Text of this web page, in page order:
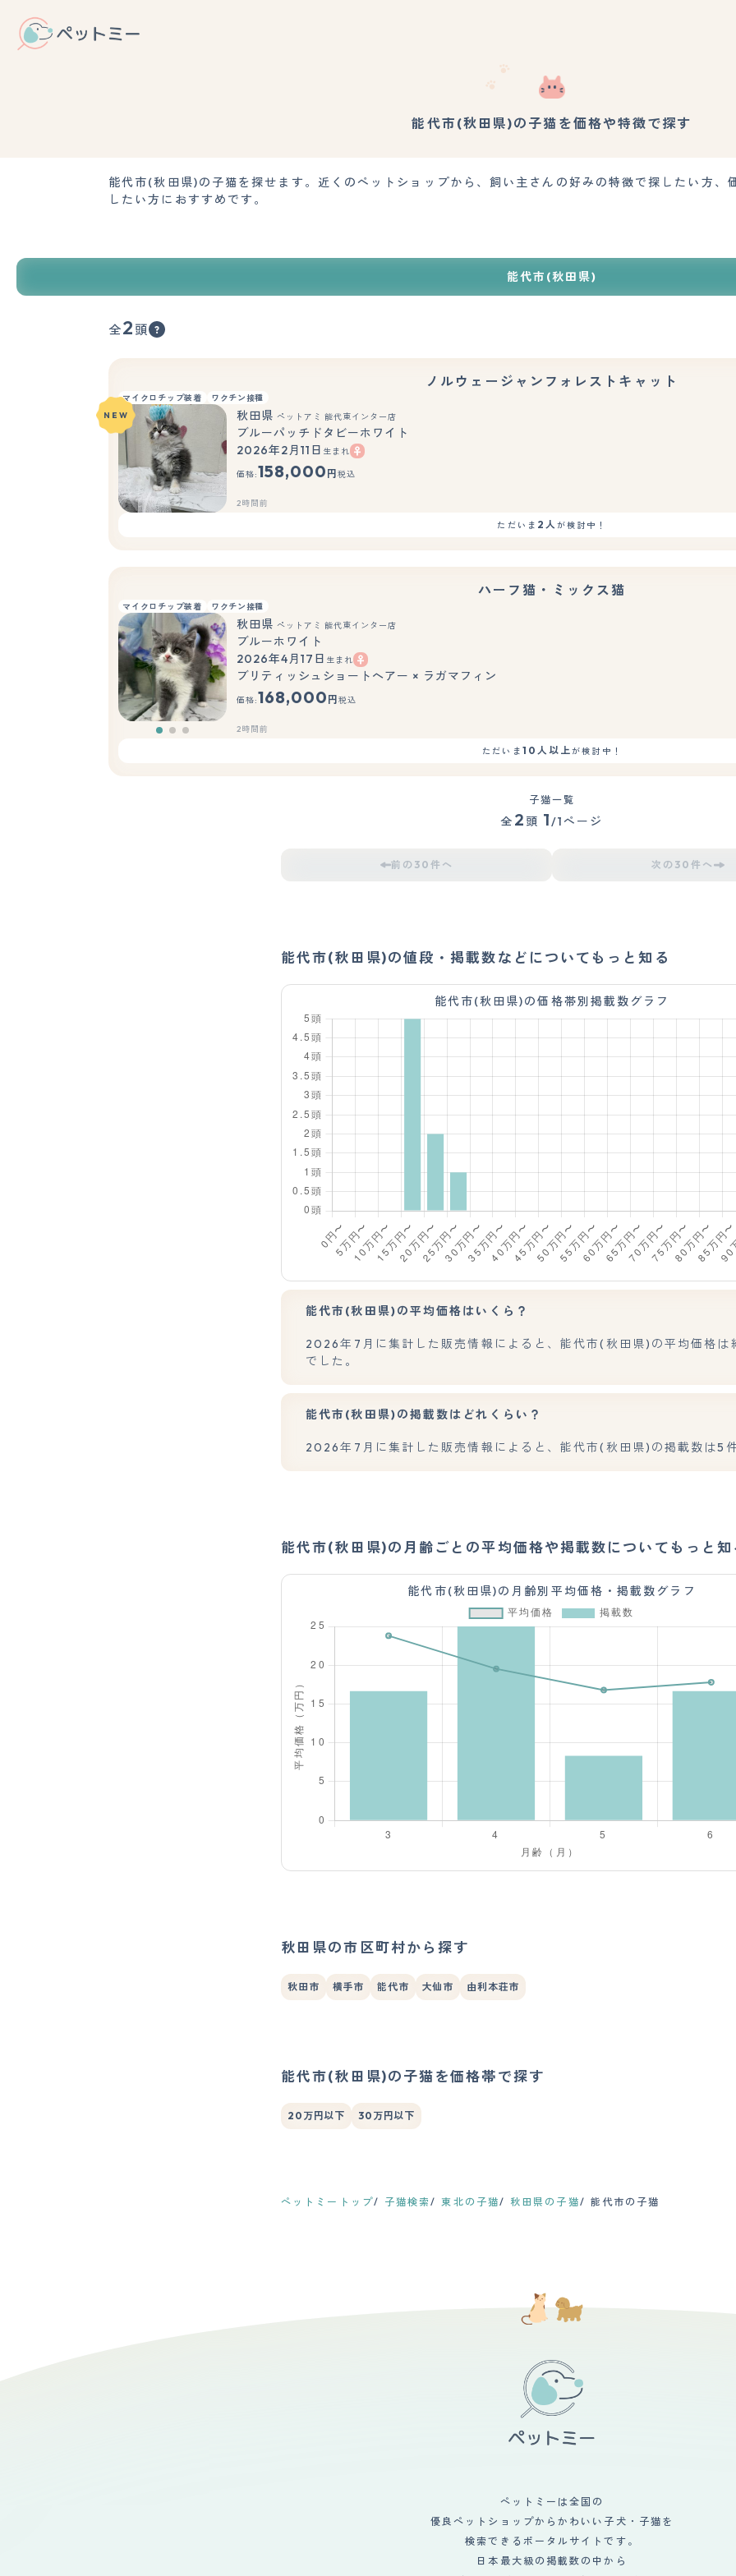
能代市(秋田県)の子猫を価格や特徴で探す
能代市(秋田県)の子猫を探せます。近くのペットショップから、飼い主さんの好みの特徴で探したい方
したい方におすすめです。
能代市(秋田県)
全2 頭
ノルウェージャンフォレストキャット
マイクロチップ装着
ワクチン接種
NEW
秋田県 ペットアミ 能代東インター店
ブルーパッチドタビーホワイト
2026年2月11日 生まれ
価格:158,000 円 税込
2時間前
ただいま 2人が検討中！
ハーフ猫・ミックス猫
マイクロチップ装着 ワクチン接種
もっと見る
秋田県 ペットアミ 能代東インター店
ブルーホワイト
2026年4月17日 生まれ
ブリティッシュショートヘアー × ラガマフィン
価格:168,000 円 税込
2時間前
ただいま 10人以上が検討中！
子猫一覧
全 2 頭 1/1ページ
前の30件へ 次の30件へ
能代市(秋田県)の値段・掲載数などについてもっと知る
能代市(秋田県)の価格帯別掲載数グラフ
能代市(秋田県)の平均価格はいくら？
2026年7月に集計した販売情報によると、能代市(秋田県)の平均価格
でした。
能代市(秋田県)の掲載数はどれくらい？
2026年7月に集計した販売情報によると、能代市(秋田県)の掲載数は5
能代市(秋田県)の月齢ごとの平均価格や掲載数についてもっと知
能代市(秋田県)の月齢別平均価格・掲載数グラフ
秋田県の市区町村から探す
秋田市 横手市 能代市 大仙市 由利本荘市
能代市(秋田県)の子猫を価格帯で探す
20万円以下 30万円以下
ペットミートップ 子猫検索 東北の子猫 秋田県の子猫 能代市の子猫
ペットミーは全国の
優良ペットショップからかわいい子犬・子猫を
検索できるポータルサイトです。
日本最大級の掲載数の中から